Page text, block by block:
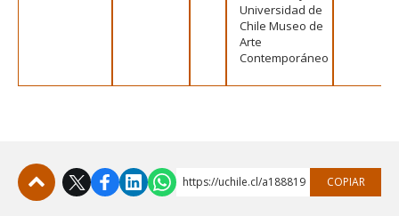
Universidad de
Chile Museo de
Arte
Contemporáneo
https://uchile.cl/a188819 COPIAR